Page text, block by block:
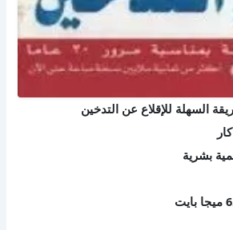
السهلة للإقلاع عن التدخين
بشرية